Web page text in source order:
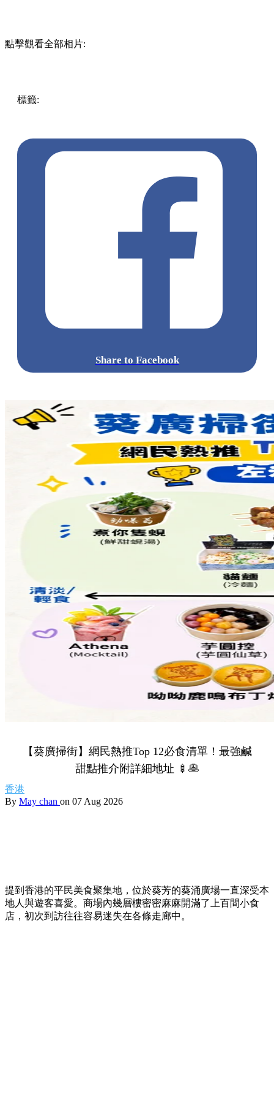
點擊觀看全部相片:
標籤:
Share to Facebook
【葵廣掃街】網民熱推Top 12必食清單！最強鹹
甜點推介附詳細地址 🍢🥞
香港
By May chan on 07 Aug 2026
提到香港的平民美食聚集地，位於葵芳的葵涌廣場一直深受本
地人與遊客喜愛。商場內幾層樓密密麻麻開滿了上百間小食
店，初次到訪往往容易迷失在各條走廊中。